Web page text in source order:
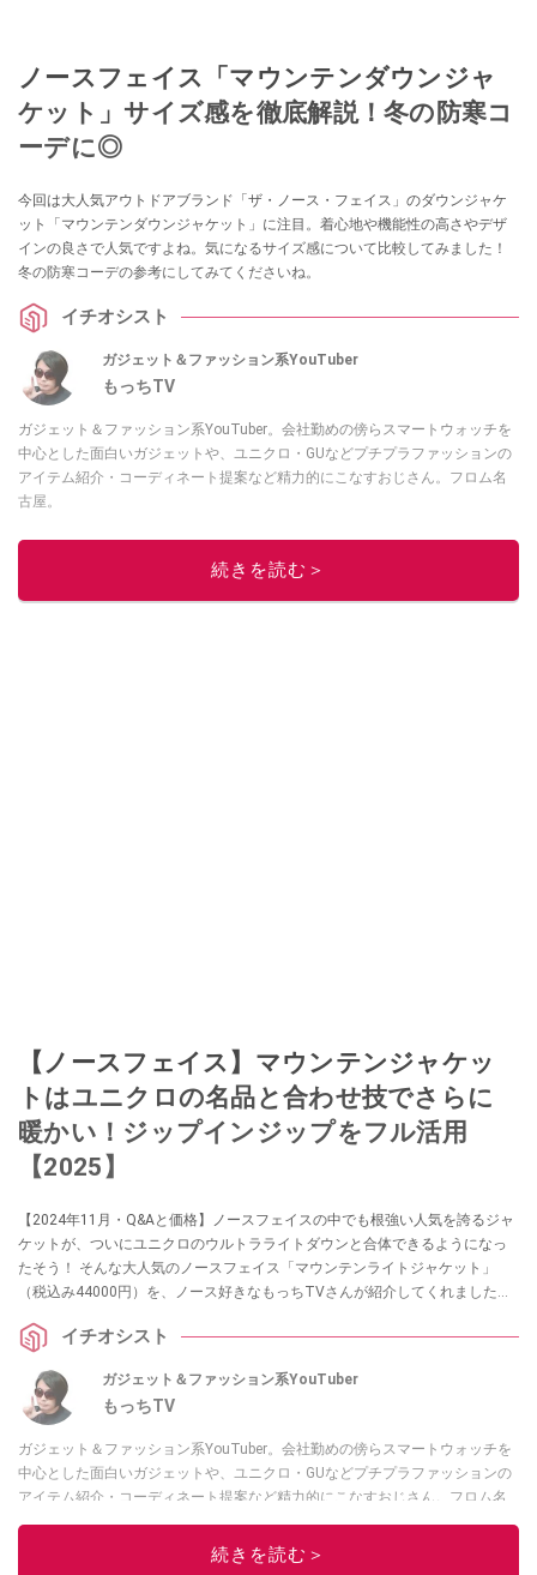
ノースフェイス「マウンテンダウンジャ
ケット」サイズ感を徹底解説！冬の防寒コ
ーデに◎
今回は大人気アウトドアブランド「ザ・ノース・フェイス」のダウンジャケ
ット「マウンテンダウンジャケット」に注目。着心地や機能性の高さやデザ
インの良さで人気ですよね。気になるサイズ感について比較してみました！
冬の防寒コーデの参考にしてみてくださいね。
イチオシスト
ガジェット＆ファッション系YouTuber
もっちTV
ガジェット＆ファッション系YouTuber。会社勤めの傍らスマートウォッチを
中心とした面白いガジェットや、ユニクロ・GUなどプチプラファッションの
アイテム紹介・コーディネート提案など精力的にこなすおじさん。フロム名
古屋。
このイチオシストの他の記事を読む
続きを読む＞
【ノースフェイス】マウンテンジャケッ
トはユニクロの名品と合わせ技でさらに
暖かい！ジップインジップをフル活用
【2025】
【2024年11月・Q&Aと価格】ノースフェイスの中でも根強い人気を誇るジャ
ケットが、ついにユニクロのウルトラライトダウンと合体できるようになっ
たそう！ そんな大人気のノースフェイス「マウンテンライトジャケット」
（税込み44000円）を、ノース好きなもっちTVさんが紹介してくれました。
ンジップシステム”により真冬も乗り切れるジャケットに早変わりすることな
イチオシスト
ガジェット＆ファッション系YouTuber
もっちTV
ガジェット＆ファッション系YouTuber。会社勤めの傍らスマートウォッチを
中心とした面白いガジェットや、ユニクロ・GUなどプチプラファッションの
アイテム紹介・コーディネート提案など精力的にこなすおじさん。フロム名
このイチオシストの他の記事を読む
続きを読む＞